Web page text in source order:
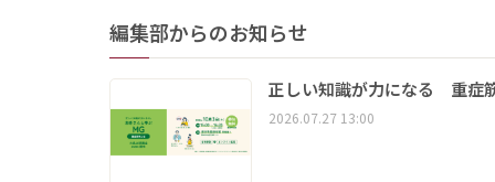
編集部からのお知らせ
正しい知識が力になる 重症
2026.07.27 13:00